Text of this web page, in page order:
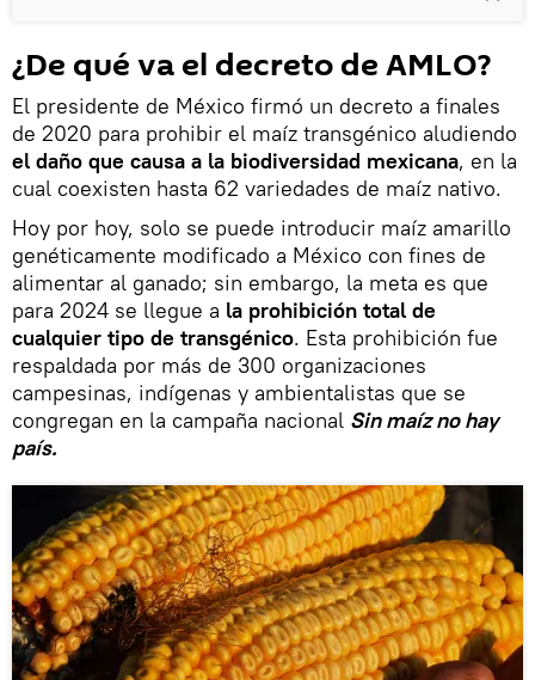
¿De qué va el decreto de AMLO?
El presidente de México firmó un decreto a finales
de 2020 para prohibir el maíz transgénico aludiendo
el daño que causa a la biodiversidad mexicana, en la
cual coexisten hasta 62 variedades de maíz nativo.
Hoy por hoy, solo se puede introducir maíz amarillo
genéticamente modificado a México con fines de
alimentar al ganado; sin embargo, la meta es que
para 2024 se llegue a la prohibición total de
cualquier tipo de transgénico. Esta prohibición fue
respaldada por más de 300 organizaciones
campesinas, indígenas y ambientalistas que se
congregan en la campaña nacional Sin maíz no hay
país.